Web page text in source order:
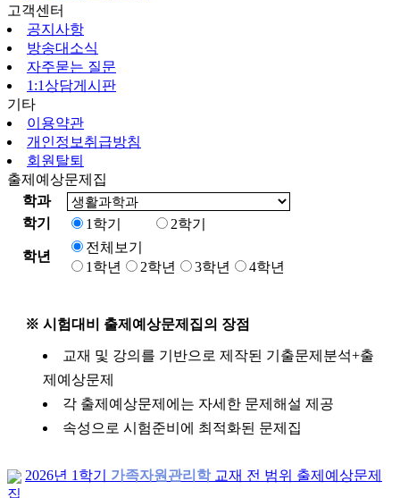
고객센터
공지사항
방송대소식
자주묻는 질문
1:1상담게시판
기타
이용약관
개인정보취급방침
회원탈퇴
출제예상문제집
학과
학기
1학기 2학기
학년
전체보기
1학년
2학년 3학년 4학년
※ 시험대비 출제예상문제집의 장점
교재 및 강의를 기반으로 제작된 기출문제분석+출
제예상문제
각 출제예상문제에는 자세한 문제해설 제공
속성으로 시험준비에 최적화된 문제집
2026년 1학기 가족자원관리학 교재 전 범위 출제예상문제
집